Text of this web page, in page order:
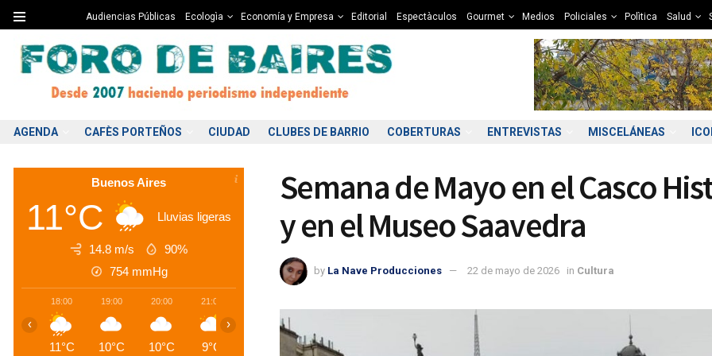
Audiencias Públicas Ecologìa Economía y Empresa Editorial Espectàculos Gourmet Medios Policiales Polìtica Salud
AGENDA CAFÈS PORTEÑOS CIUDAD CLUBES DE BARRIO COBERTURAS ENTREVISTAS MISCELÁNEAS
Semana de Mayo en el Casco
y en el Museo Saavedra
by La Nave Producciones 22 de mayo de 2026 in Cultura
Buenos Aires
11°C Lluvias ligeras
14.8 m/s
90%
754 mmHg
18:00
11°C
19:00
10°C
20:00
10°C
21:00
9°C 8°C 8°C 6°C
‹ ›